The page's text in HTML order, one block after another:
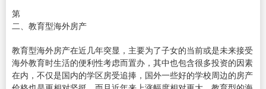
第
二、教育型海外房产
教育型海外房产在近几年突显，主要为了子女的当前或是未来接受
海外教育时生活的便利性考虑而置办，其中也包含很多投资的因素
在内，不仅是国内的学区房受追捧，国外一些好的学校周边的房产